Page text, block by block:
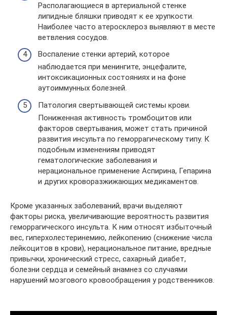
Располагающиеся в артериальной стенке
липидные бляшки приводят к ее хрупкости.
Наиболее часто атеросклероз выявляют в месте
ветвления сосудов.
Воспаление стенки артерий, которое
наблюдается при менингите, энцефалите,
интоксикационных состояниях и на фоне
аутоиммунных болезней.
Патология свертывающей системы крови.
Пониженная активность тромбоцитов или
факторов свертывания, может стать причиной
развития инсульта по геморрагическому типу. К
подобным изменениям приводят
гематологические заболевания и
нерациональное применение Аспирина, Гепарина
и других кроворазжижающих медикаментов.
Кроме указанных заболеваний, врачи выделяют
факторы риска, увеличивающие вероятность развития
геморрагического инсульта. К ним относят избыточный
вес, гиперхолестеринемию, лейкопению (снижение числа
лейкоцитов в крови), нерациональное питание, вредные
привычки, хронический стресс, сахарный диабет,
болезни сердца и семейный анамнез со случаями
нарушений мозгового кровообращения у родственников.